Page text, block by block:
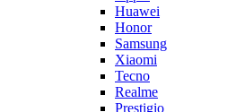
Huawei
Honor
Samsung
Xiaomi
Tecno
Realme
Prestigio